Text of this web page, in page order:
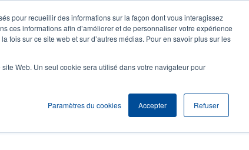
pour recueillir des informations sur la façon dont vous interagissez
ces informations afin d’améliorer et de personnaliser votre expérience
fois sur ce site web et sur d’autres médias. Pour en savoir plus sur les
Web. Un seul cookie sera utilisé dans votre navigateur pour
Paramètres du cookies Accepter Refuser
événements Société
User
S'identifier S'enregistrer
Header